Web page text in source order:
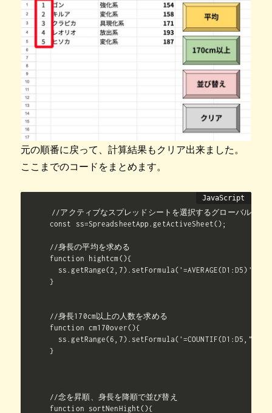
元の順番に戻って、計算結果もクリア出来ました。
ここまでのコードをまとめます。
//アクティブなスプレッドシートを選択するグローバル領域
const ss=SpreadsheetApp.getActiveSheet();
//身長の平均を求める
function hightcm(){
  ss.getRange(2,7).setFormula('=AVERAGE(D1:D5)');
}
//身長170cm以上の人数を求める
function cm170over(){
}
//念を昇順、身長を降順で並び替え
function sortNenHight(){